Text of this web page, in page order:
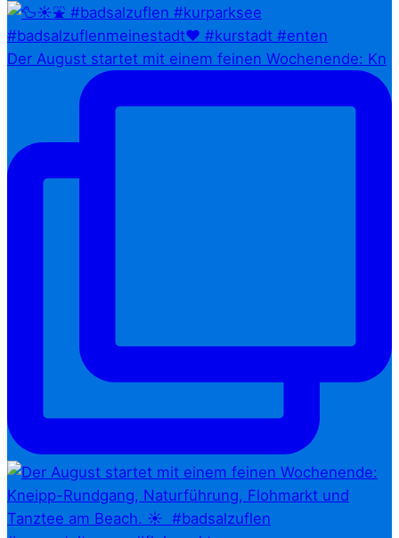
Der August startet mit einem feinen Wochenende: Kn